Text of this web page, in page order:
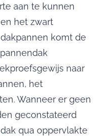
aan te kunnen
het zwart
komt de
naar
het
Wanneer er geen
geconstateerd
qua oppervlakte